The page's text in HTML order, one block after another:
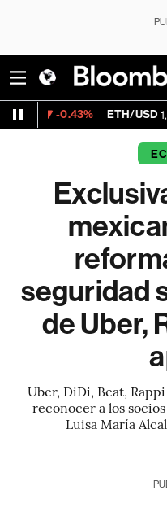
ETH/USD 1,867.168 -
seguridad
de Uber,
Uber, DiDi, Beat,
reconocer a los
Luisa María